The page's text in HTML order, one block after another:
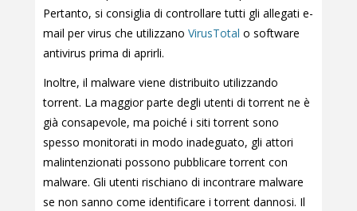
Pertanto, si consiglia di controllare tutti gli allegati e-
mail per virus che utilizzano VirusTotal o software
antivirus prima di aprirli.
Inoltre, il malware viene distribuito utilizzando
torrent. La maggior parte degli utenti di torrent ne è
già consapevole, ma poiché i siti torrent sono
spesso monitorati in modo inadeguato, gli attori
malintenzionati possono pubblicare torrent con
malware. Gli utenti rischiano di incontrare malware
se non sanno come identificare i torrent dannosi. Il